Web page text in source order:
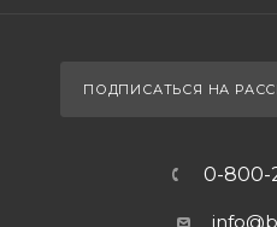
ПОДПИСАТЬСЯ НА
0-800-